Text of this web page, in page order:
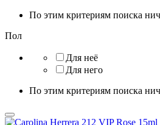
По этим критериям поиска
Пол
Для неё
Для него
По этим критериям поиска